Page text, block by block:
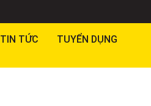
TIN TỨC TUYỂN DỤNG